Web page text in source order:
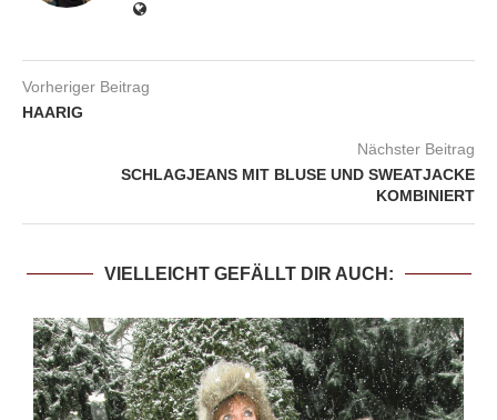
Vorheriger Beitrag
HAARIG
Nächster Beitrag
SCHLAGJEANS MIT BLUSE UND SWEATJACKE
KOMBINIERT
VIELLEICHT GEFÄLLT DIR AUCH: